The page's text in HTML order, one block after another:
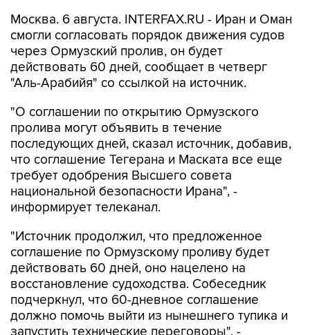
В МИРЕ
14:11, 6 августа 2026
Иран и Оман договорились о схеме
возобновления движения через
Ормузский пролив на 60 дней
Фото: AP/ТАСС